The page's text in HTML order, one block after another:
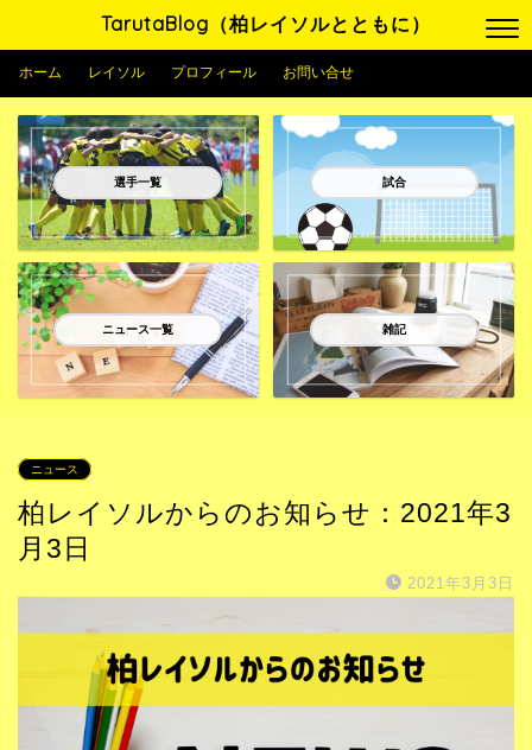
TarutaBlog（柏レイソルとともに）
ホーム レイソル プロフィール お問い合せ
選手一覧 試合
ニュース一覧 雑記
ニュース
柏レイソルからのお知らせ：2021年3
月3日
2021年3月3日